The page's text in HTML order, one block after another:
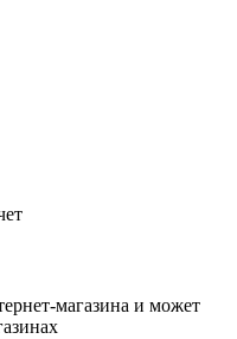
магазина и может